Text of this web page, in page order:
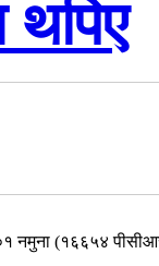
(१६६५४ पीसीआर